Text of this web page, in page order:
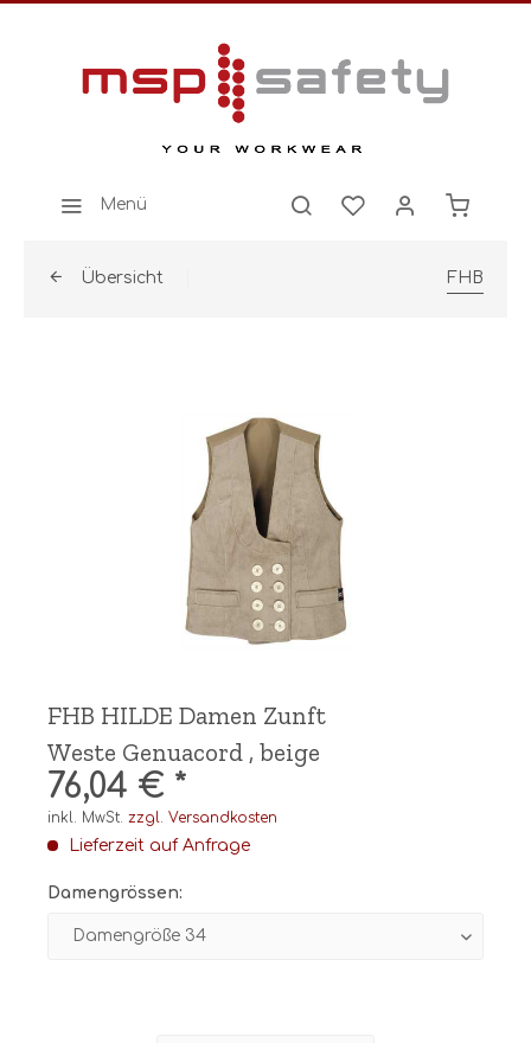
Menü
Übersicht FHB
FHB HILDE Damen Zunft
Weste Genuacord , beige
76,04 € *
inkl. MwSt. zzgl. Versandkosten
Lieferzeit auf Anfrage
Damengrössen: